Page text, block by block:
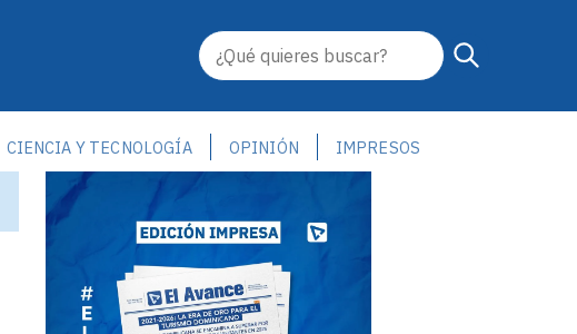
CIENCIA Y TECNOLOGÍA OPINIÓN IMPRESOS